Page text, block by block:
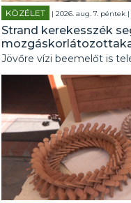
KÖZÉLET | 2026. aug. 7. péntek |
Strand kerekesszék
Jövőre vízi beemelőt is